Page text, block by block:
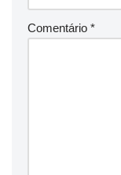
Comentário *